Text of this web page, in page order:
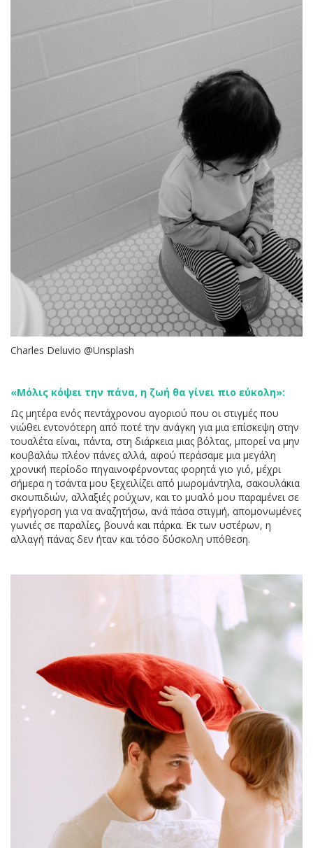
Charles Deluvio @Unsplash
«Μόλις κόψει την πάνα, η ζωή θα γίνει πιο εύκολη»:
Ως μητέρα ενός πεντάχρονου αγοριού που οι στιγμές που
νιώθει εντονότερη από ποτέ την ανάγκη για μια επίσκεψη στην
τουαλέτα είναι, πάντα, στη διάρκεια μιας βόλτας, μπορεί να μην
κουβαλάω πλέον πάνες αλλά, αφού περάσαμε μια μεγάλη
χρονική περίοδο πηγαινοφέρνοντας φορητά γιο γιό, μέχρι
σήμερα η τσάντα μου ξεχειλίζει από μωρομάντηλα, σακουλάκια
σκουπιδιών, αλλαξιές ρούχων, και το μυαλό μου παραμένει σε
εγρήγορση για να αναζητήσω, ανά πάσα στιγμή, απομονωμένες
γωνιές σε παραλίες, βουνά και πάρκα. Εκ των υστέρων, η
αλλαγή πάνας δεν ήταν και τόσο δύσκολη υπόθεση.